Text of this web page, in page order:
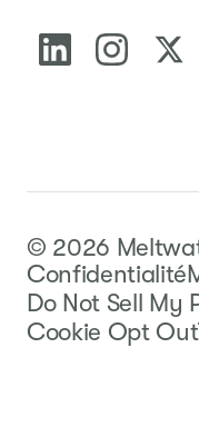
© 2026
Confidentialité
Do Not Sell My
Cookie Opt Out